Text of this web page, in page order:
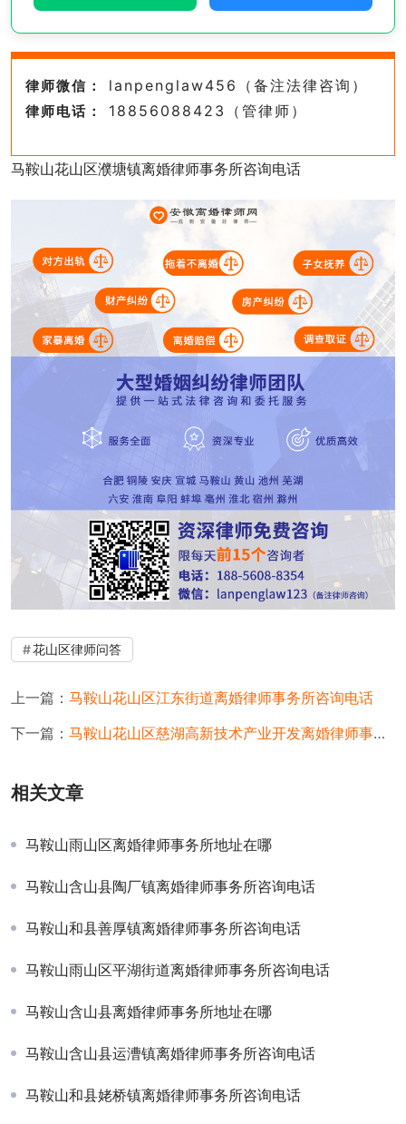
律师微信： lanpenglaw456（备注法律咨询）
律师电话： 18856088423（管律师）
马鞍山花山区濮塘镇离婚律师事务所咨询电话
花山区律师问答
上一篇： 马鞍山花山区江东街道离婚律师事务所咨询电话
下一篇： 马鞍山花山区慈湖高新技术产业开发离婚律师事务所咨询电话
相关文章
马鞍山雨山区离婚律师事务所地址在哪
马鞍山含山县陶厂镇离婚律师事务所咨询电话
马鞍山和县善厚镇离婚律师事务所咨询电话
马鞍山雨山区平湖街道离婚律师事务所咨询电话
马鞍山含山县离婚律师事务所地址在哪
马鞍山含山县运漕镇离婚律师事务所咨询电话
马鞍山和县姥桥镇离婚律师事务所咨询电话